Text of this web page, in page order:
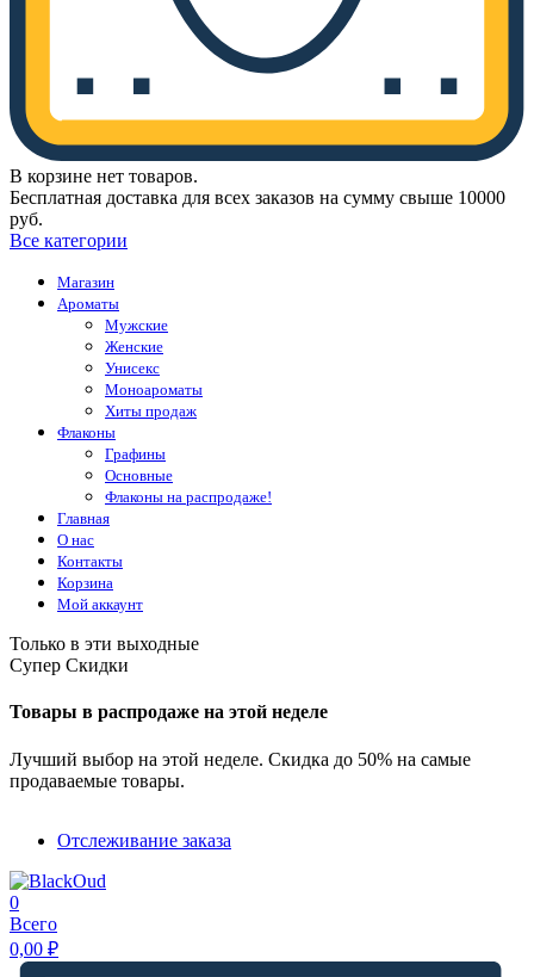
В корзине нет товаров.
Бесплатная доставка для всех заказов на сумму свыше 10000
руб.
Все категории
Магазин
Ароматы
Мужские
Женские
Унисекс
Моноароматы
Хиты продаж
Флаконы
Графины
Основные
Флаконы на распродаже!
Главная
О нас
Контакты
Корзина
Мой аккаунт
Только в эти выходные
Супер Скидки
Товары в распродаже на этой неделе
Лучший выбор на этой неделе. Скидка до 50% на самые
продаваемые товары.
Отслеживание заказа
0
Всего
0,00 ₽